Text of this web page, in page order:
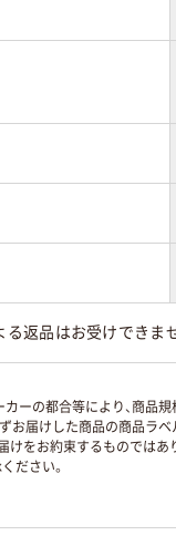
る返品はお受けできま
の都合等により、商品規
届けした商品の商品ラ
けをお約束するものではあ
ださい。